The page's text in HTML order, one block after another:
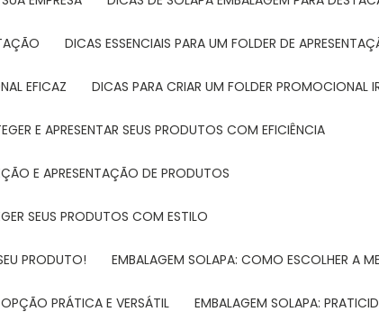
DICAS ESSENCIAIS PARA UM FOLDER DE
EFICAZ DICAS PARA CRIAR UM FOLDER PROMOCIONAL
E APRESENTAR SEUS PRODUTOS COM EFICIÊNCIA
E APRESENTAÇÃO DE PRODUTOS
SEUS PRODUTOS COM ESTILO
PRODUTO! EMBALAGEM SOLAPA: COMO ESCOLHER A
PRÁTICA E VERSÁTIL EMBALAGEM SOLAPA: